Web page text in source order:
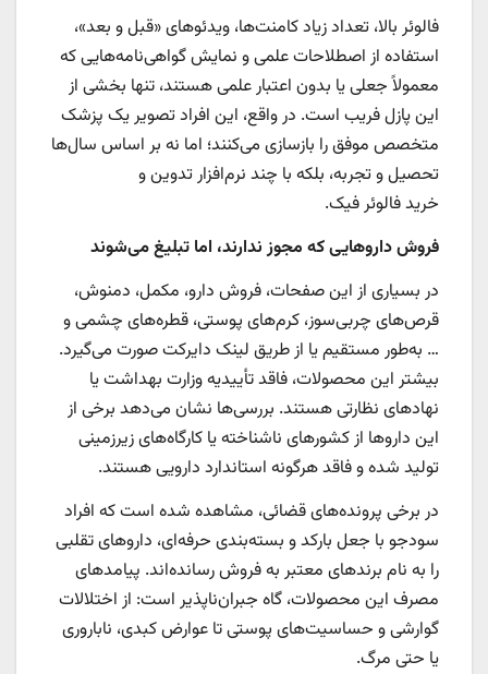
فالوئر بالا، تعداد زیاد کامنت‌ها، ویدئوهای «قبل و بعد»،
استفاده از اصطلاحات علمی و نمایش گواهی‌نامه‌هایی که
معمولاً جعلی یا بدون اعتبار علمی هستند، تنها بخشی از
این پازل فریب است. در واقع، این افراد تصویر یک پزشک
متخصص موفق را بازسازی می‌کنند؛ اما نه بر اساس سال‌ها
تحصیل و تجربه، بلکه با چند نرم‌افزار تدوین و
خرید فالوئر فیک.
فروش داروهایی که مجوز ندارند، اما تبلیغ می‌شوند
در بسیاری از این صفحات، فروش دارو، مکمل، دمنوش،
قرص‌های چربی‌سوز، کرم‌های پوستی، قطره‌های چشمی و
… به‌طور مستقیم یا از طریق لینک دایرکت صورت می‌گیرد.
بیشتر این محصولات، فاقد تأییدیه وزارت بهداشت یا
نهادهای نظارتی هستند. بررسی‌ها نشان می‌دهد برخی از
این داروها از کشورهای ناشناخته یا کارگاه‌های زیرزمینی
تولید شده و فاقد هرگونه استاندارد دارویی هستند.
در برخی پرونده‌های قضائی، مشاهده شده است که افراد
سودجو با جعل بارکد و بسته‌بندی حرفه‌ای، داروهای تقلبی
را به نام برندهای معتبر به فروش رسانده‌اند. پیامدهای
مصرف این محصولات، گاه جبران‌ناپذیر است: از اختلالات
گوارشی و حساسیت‌های پوستی تا عوارض کبدی، ناباروری
یا حتی مرگ.